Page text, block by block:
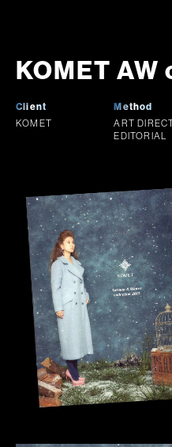
KOMET AW
Client
KOMET
Method
ART
EDITORIAL